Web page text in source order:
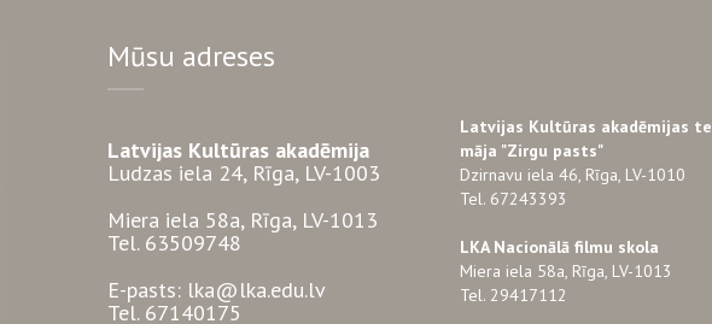
Mūsu adreses
Latvijas Kultūras akadēmija
Ludzas iela 24, Rīga, LV-1003
Miera iela 58a, Rīga, LV-1013
Tel. 63509748
E-pasts: lka@lka.edu.lv
Tel. 67140175
Latvijas Kultūras akadēmijas
māja "Zirgu pasts"
Dzirnavu iela 46, Rīga, LV-1010
Tel. 67243393
LKA Nacionālā filmu skola
Miera iela 58a, Rīga, LV-1013
Tel. 29417112